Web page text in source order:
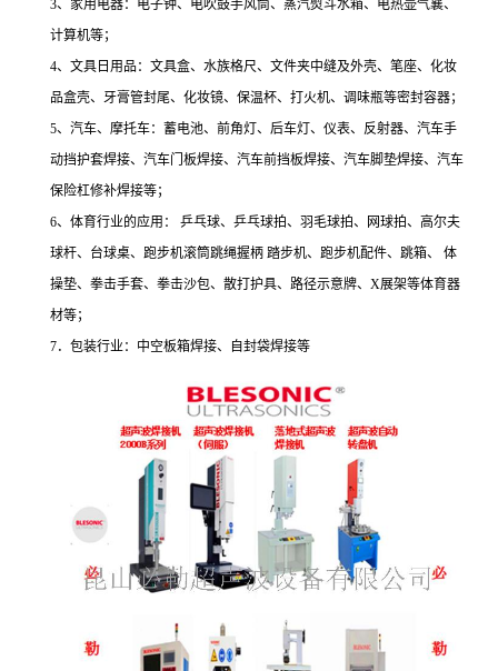
3、家用电器：电子钟、电吹鼓手风筒、蒸汽熨斗水箱、电热壶气襄、
计算机等；
4、文具日用品：文具盒、水族格尺、文件夹中缝及外壳、笔座、化妆
品盒壳、牙膏管封尾、化妆镜、保温杯、打火机、调味瓶等密封容器；
5、汽车、摩托车：蓄电池、前角灯、后车灯、仪表、反射器、汽车手
动挡护套焊接、汽车门板焊接、汽车前挡板焊接、汽车脚垫焊接、汽车
保险杠修补焊接等；
6、体育行业的应用： 乒乓球、乒乓球拍、羽毛球拍、网球拍、高尔夫
球杆、台球桌、跑步机滚筒跳绳握柄 踏步机、跑步机配件、跳箱、 体
操垫、拳击手套、拳击沙包、散打护具、路径示意牌、X展架等体育器
材等；
7．包装行业：中空板箱焊接、自封袋焊接等